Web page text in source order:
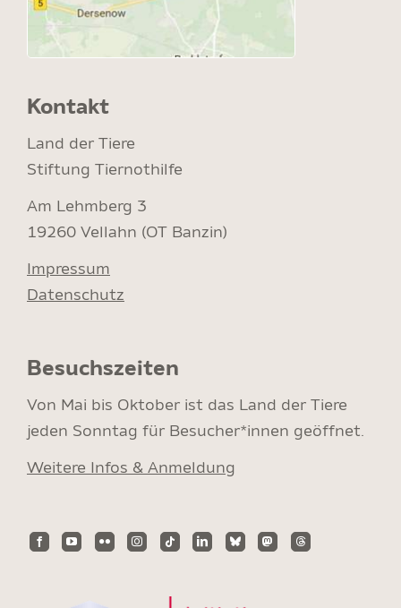
Kontakt
Land der Tiere
Stiftung Tiernothilfe
Am Lehmberg 3
19260 Vellahn (OT Banzin)
Impressum
Datenschutz
Besuchszeiten
Von Mai bis Oktober ist das Land der Tiere
jeden Sonntag für Besucher*innen geöffnet.
Weitere Infos & Anmeldung